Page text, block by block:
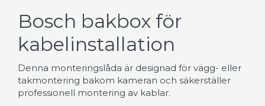
Bosch bakbox för
kabelinstallation
Denna monteringslåda är designad för vägg- eller
takmontering bakom kameran och säkerställer
professionell montering av kablar.